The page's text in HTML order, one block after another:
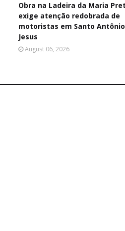
Obra na Ladeira da Maria
exige atenção redobrada de
motoristas em Santo
Jesus
August 06, 2026